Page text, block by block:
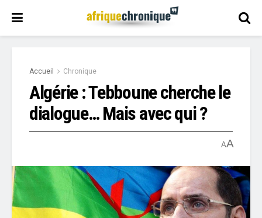
Accueil Chronique
Algérie : Tebboune cherche le
dialogue… Mais avec qui ?
AA